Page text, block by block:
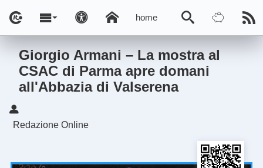
home
Giorgio Armani – La mostra al
CSAC di Parma apre domani
all'Abbazia di Valserena
Redazione Online